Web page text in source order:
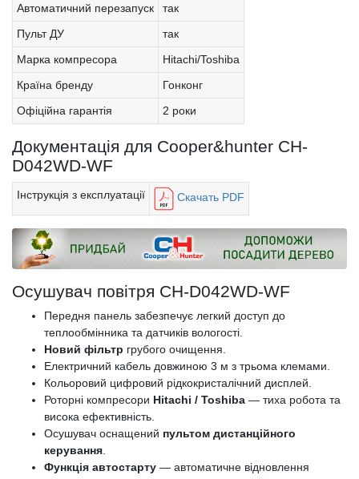
Автоматичний перезапуск
так
Пульт ДУ
так
Марка компресора
Hitachi/Toshiba
Країна бренду
Гонконг
Офіційна гарантія
2 роки
Документація для Cooper&hunter CH-
D042WD-WF
Інструкція з експлуатації Скачать PDF
Осушувач повітря CH-D042WD-WF
Передня панель забезпечує легкий доступ до
теплообмінника та датчиків вологості.
Новий фільтр грубого очищення.
Електричний кабель довжиною 3 м з трьома клемами.
Кольоровий цифровий рідкокристалічний дисплей.
Роторні компресори Hitachi / Toshiba — тиха робота та
висока ефективність.
Осушувач оснащений пультом дистанційного
керування.
Функція автостарту — автоматичне відновлення